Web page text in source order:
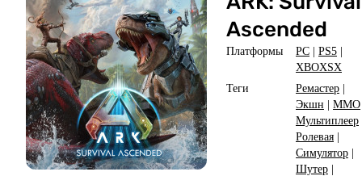
Ascended
Платформы PC | PS5 |
XBOXSX
Теги
Ремастер |
Экшн | ММО
Мультиплеер
Ролевая |
Симулятор |
Шутер |